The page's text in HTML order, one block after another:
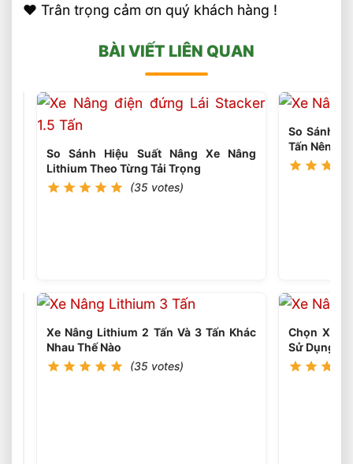
❤️ Trân trọng cảm ơn quý khách hàng !
BÀI VIẾT LIÊN QUAN
4.5
Nên
Chọn
Loại
So Sánh Hiệu Suất Nâng Xe Nâng
Lithium Theo Từng Tải Trọng
(35 votes)
Xe Nâng Lithium 2 Tấn Và 3 Tấn Khác
Nhau Thế Nào
(35 votes)
So Sánh
Tấn Nên
Chọn Xe
Sử Dụng